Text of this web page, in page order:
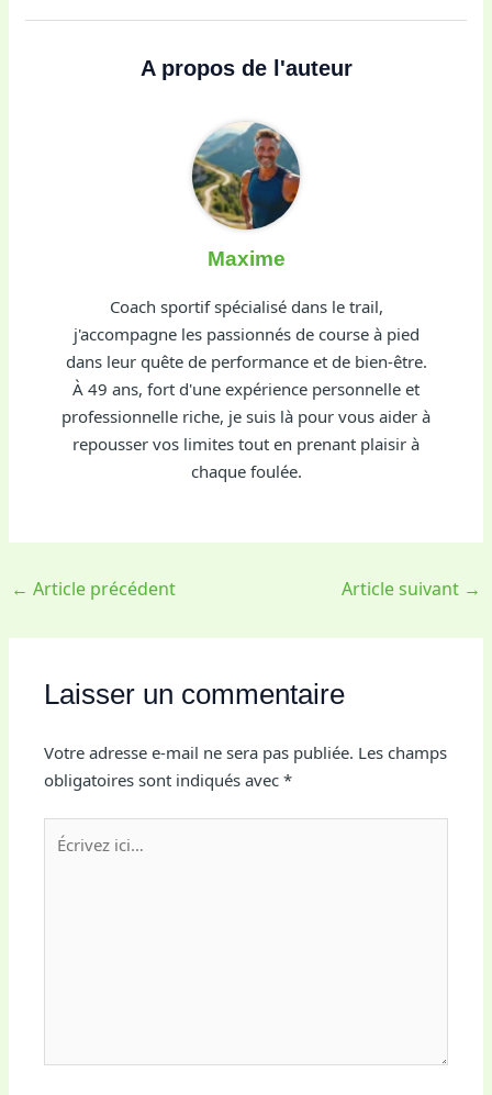
A propos de l'auteur
Maxime
Coach sportif spécialisé dans le trail,
j'accompagne les passionnés de course à pied
dans leur quête de performance et de bien-être.
À 49 ans, fort d'une expérience personnelle et
professionnelle riche, je suis là pour vous aider à
repousser vos limites tout en prenant plaisir à
chaque foulée.
← Article précédent Article suivant →
Laisser un commentaire
Votre adresse e-mail ne sera pas publiée. Les champs
obligatoires sont indiqués avec*
Écrivez
ici…